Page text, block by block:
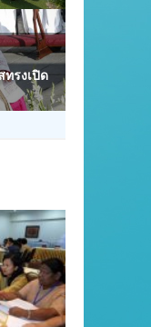
รงเปิด